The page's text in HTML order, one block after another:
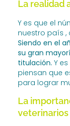
La realidad
Y es que el
nuestro país ,
Siendo en el
su gran
titulación. Y
piensan que
para lograr
La
veterinarios